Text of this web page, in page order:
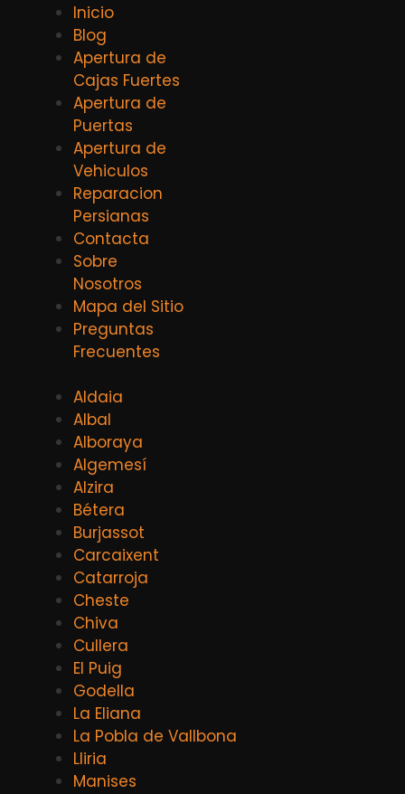
Inicio
Blog
Apertura de
Cajas Fuertes
Apertura de
Puertas
Apertura de
Vehiculos
Reparacion
Persianas
Contacta
Sobre
Nosotros
Mapa del Sitio
Preguntas
Frecuentes
Aldaia
Albal
Alboraya
Algemesí
Alzira
Bétera
Burjassot
Carcaixent
Catarroja
Cheste
Chiva
Cullera
El Puig
Godella
La Eliana
La Pobla de Vallbona
Lliria
Manises